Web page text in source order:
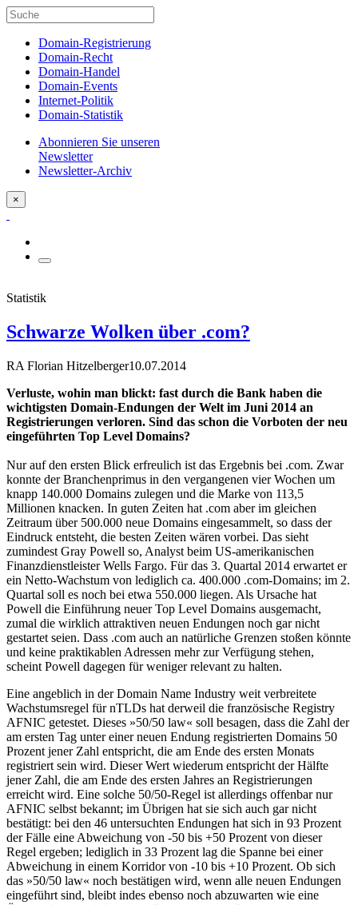
Domain-Registrierung
Domain-Recht
Domain-Handel
Domain-Events
Internet-Politik
Domain-Statistik
Abonnieren Sie unseren
Newsletter
Newsletter-Archiv
×
Statistik
Schwarze Wolken über .com?
RA Florian Hitzelberger10.07.2014
Verluste, wohin man blickt: fast durch die Bank haben die
wichtigsten Domain-Endungen der Welt im Juni 2014 an
Registrierungen verloren. Sind das schon die Vorboten der neu
eingeführten Top Level Domains?
Nur auf den ersten Blick erfreulich ist das Ergebnis bei .com. Zwar
konnte der Branchenprimus in den vergangenen vier Wochen um
knapp 140.000 Domains zulegen und die Marke von 113,5
Millionen knacken. In guten Zeiten hat .com aber im gleichen
Zeitraum über 500.000 neue Domains eingesammelt, so dass der
Eindruck entsteht, die besten Zeiten wären vorbei. Das sieht
zumindest Gray Powell so, Analyst beim US-amerikanischen
Finanzdienstleister Wells Fargo. Für das 3. Quartal 2014 erwartet er
ein Netto-Wachstum von lediglich ca. 400.000 .com-Domains; im 2.
Quartal soll es noch bei etwa 550.000 liegen. Als Ursache hat
Powell die Einführung neuer Top Level Domains ausgemacht,
zumal die wirklich attraktiven neuen Endungen noch gar nicht
gestartet seien. Dass .com auch an natürliche Grenzen stoßen könnte
und keine praktikablen Adressen mehr zur Verfügung stehen,
scheint Powell dagegen für weniger relevant zu halten.
Eine angeblich in der Domain Name Industry weit verbreitete
Wachstumsregel für nTLDs hat derweil die französische Registry
AFNIC getestet. Dieses »50/50 law« soll besagen, dass die Zahl der
am ersten Tag unter einer neuen Endung registrierten Domains 50
Prozent jener Zahl entspricht, die am Ende des ersten Monats
registriert sein wird. Dieser Wert wiederum entspricht der Hälfte
jener Zahl, die am Ende des ersten Jahres an Registrierungen
erreicht wird. Eine solche 50/50-Regel ist allerdings offenbar nur
AFNIC selbst bekannt; im Übrigen hat sie sich auch gar nicht
bestätigt: bei den 46 untersuchten Endungen hat sich in 93 Prozent
der Fälle eine Abweichung von -50 bis +50 Prozent von dieser
Regel ergeben; lediglich in 33 Prozent lag die Spanne bei einer
Abweichung in einem Korridor von -10 bis +10 Prozent. Ob sich
das »50/50 law« noch bestätigen wird, wenn alle neuen Endungen
eingeführt sind, bleibt indes ebenso noch abzuwarten wie eine